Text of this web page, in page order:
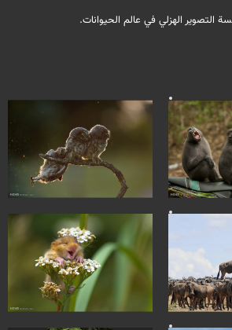
التصوير الهزلي في عالم الحيوانات.